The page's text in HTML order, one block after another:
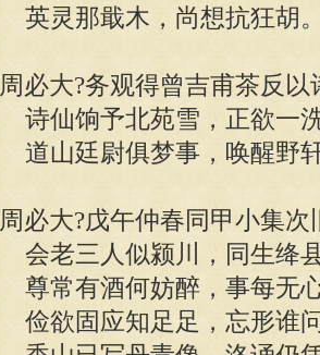
英灵那戢木，尚想抗狂胡
周必大?务观得曾吉甫茶反
诗仙饷予北苑雪，正欲一
道山廷尉俱梦事，唤醒野
周必大?戊午仲春同甲小集次
会老三人似颍川，同生绛
尊常有酒何妨醉，事每无
俭欲固应知足足，忘形谁